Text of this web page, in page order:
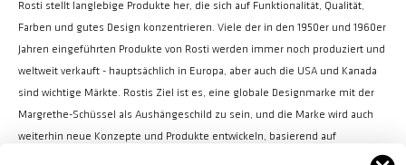
Rosti stellt langlebige Produkte her, die sich auf Funktionalität, Qualität,
Farben und gutes Design konzentrieren. Viele der in den 1950er und 1960er
Jahren eingeführten Produkte von Rosti werden immer noch produziert und
weltweit verkauft - hauptsächlich in Europa, aber auch die USA und Kanada
sind wichtige Märkte. Rostis Ziel ist es, eine globale Designmarke mit der
Margrethe-Schüssel als Aushängeschild zu sein, und die Marke wird auch
weiterhin neue Konzepte und Produkte entwickeln, basierend auf